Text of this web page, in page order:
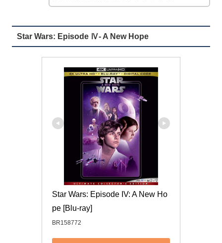
Star Wars: Episode Ⅳ- A New Hope
Star Wars: Episode IV: A New Ho
pe [Blu-ray]
BR158772